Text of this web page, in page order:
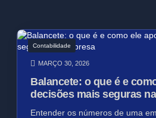
Contabilidade
MARÇO 30, 2026
Balancete: o que é e
decisões mais seguras
Entender os números de uma